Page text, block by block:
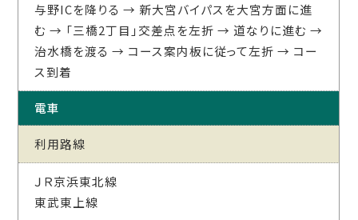
与野ICを降りる → 新大宮バイパスを大宮方面に進
む → 「三橋2丁目」交差点を左折 → 道なりに進む →
治水橋を渡る → コース案内板に従って左折 → コー
ス到着
電車
利用路線
ＪＲ京浜東北線
東武東上線